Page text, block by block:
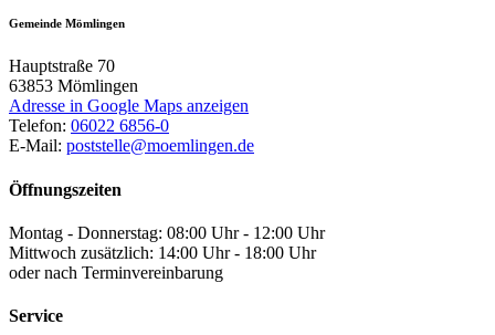
Gemeinde Mömlingen
Hauptstraße 70
63853 Mömlingen
Adresse in Google Maps anzeigen
Telefon: 06022 6856-0
E-Mail: poststelle@moemlingen.de
Öffnungszeiten
Montag - Donnerstag: 08:00 Uhr - 12:00 Uhr
Mittwoch zusätzlich: 14:00 Uhr - 18:00 Uhr
oder nach Terminvereinbarung
Service